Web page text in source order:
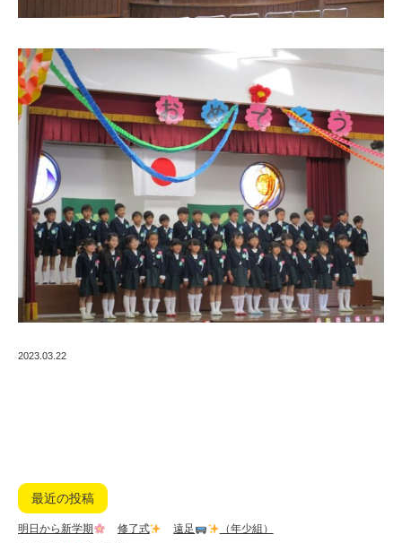
2023.03.22
最近の投稿
明日から新学期 修了式 遠足
（年少組）